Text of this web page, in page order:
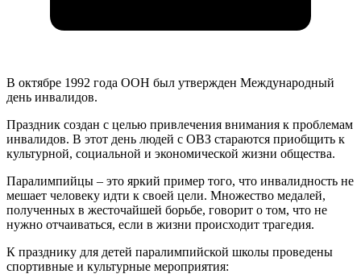
В октябре 1992 года ООН был утвержден Международный
день инвалидов.
Праздник создан с целью привлечения внимания к проблемам
инвалидов. В этот день людей с ОВЗ стараются приобщить к
культурной, социальной и экономической жизни общества.
Паралимпийцы – это яркий пример того, что инвалидность не
мешает человеку идти к своей цели. Множество медалей,
полученных в жесточайшей борьбе, говорит о том, что не
нужно отчаиваться, если в жизни происходит трагедия.
К празднику для детей паралимпийской школы проведены
спортивные и культурные мероприятия: